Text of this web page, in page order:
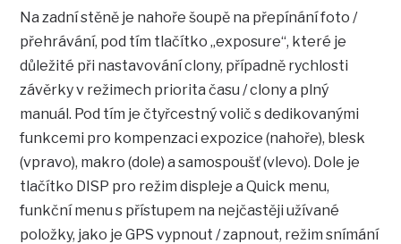
Na zadní stěně je nahoře šoupě na přepínání foto /
přehrávání, pod tím tlačítko „exposure“, které je
důležité při nastavování clony, případně rychlosti
závěrky v režimech priorita času / clony a plný
manuál. Pod tím je čtyřcestný volič s dedikovanými
funkcemi pro kompenzaci expozice (nahoře), blesk
(vpravo), makro (dole) a samospoušť (vlevo). Dole je
tlačítko DISP pro režim displeje a Quick menu,
funkční menu s přístupem na nejčastěji užívané
položky, jako je GPS vypnout / zapnout, režim snímání